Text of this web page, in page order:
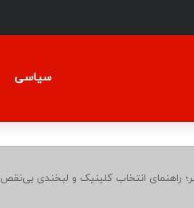
سیاسی
راهنمای انتخاب کلینیک و لبخندی بی‌نقص